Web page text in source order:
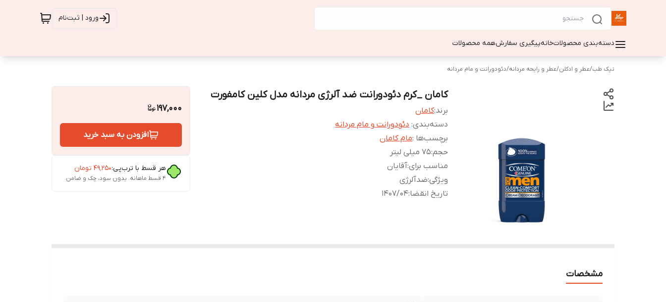
ورود | ثبت‌نام
دسته‌بندی محصولاتخانهپیگیری سفارشهمه محصولات
نیک طب/عطر و ادکلن/عطر و رایحه مردانه/دئودورانت و مام مردانه
کامان _کرم دئودورانت ضد آلرژی مردانه مدل کلین کامفورت
برند:کامان
دسته‌بندی: دئودورانت و مام مردانه
برچسب‌ها :مام کامان
حجم:75 میلی لیتر
مناسب برای:آقایان
ویژگی:ضدآلرژی
تاریخ انقضا:
1407/04
197,000
افزودن به سبد خرید
هر قسط با ترب‌پی:۴۹٬۲۵۰ تومان
۴ قسط ماهانه. بدون سود، چک و ضامن.
مشخصات